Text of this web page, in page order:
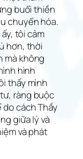
buổi thiền
chuyển hóa.
tôi cảm
hơn, thời
mà không
hình
thấy mình
ràng buộc
cách Thầy
giữa lý và
và phát